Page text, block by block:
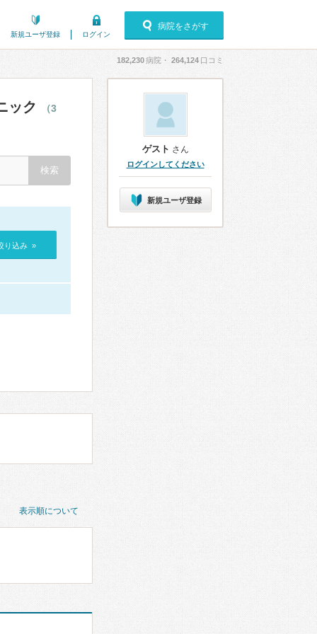
新規ユーザ登録 ログイン
病院をさがす
182,230病院・ 264,124 口コミ
ック （3
り込み »
表示順について
ゲスト さん
ログインしてください
新規ユーザ登録